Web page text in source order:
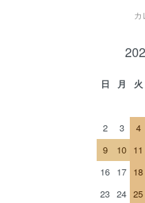
カ
日 月 火
2
3 4
9
10 11
16 17 18
23 24 25